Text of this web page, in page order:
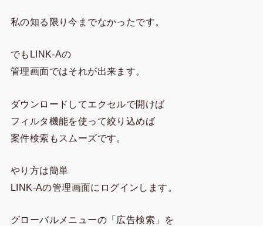
私の知る限り今までなかったです。
でもLINK-Aの
管理画面ではそれが出来ます。
ダウンロードしてエクセルで開けば
フィルタ機能を使って絞り込めば
案件検索もスムーズです。
やり方は簡単
LINK-Aの管理画面にログインします。
グローバルメニューの「広告検索」を